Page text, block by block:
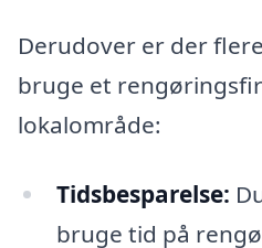
Derudover er der
bruge et
lokalområde:
Tidsbesparelse:
bruge tid på